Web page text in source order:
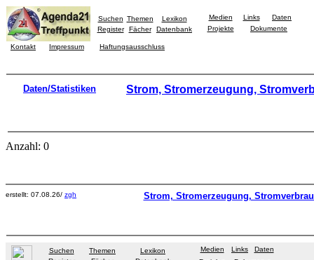
Suchen Themen
Lexikon
Register
Fächer Datenbank
Medien Links
Daten
Projekte
Dokumente
Kontakt Impressum Haftungsausschluss
Daten/Statistiken Strom, Stromerzeugung,
Anzahl: 0
erstellt: 07.08.26/ zgh Strom, Stromerzeugung,
Suchen Themen
Lexikon
Medien Links
Daten